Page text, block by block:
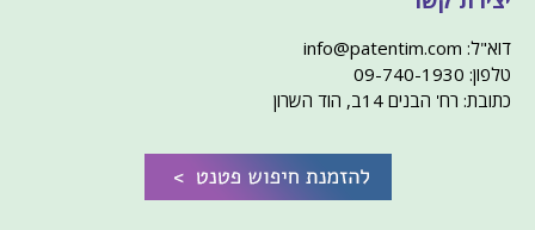
דוא"ל: info@patentim.com
טלפון: 09-740-1930
כתובת: רח' הבנים 14ב, הוד השרון